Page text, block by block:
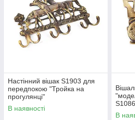
Настінний вішак S1903 для
передпокою "Тройка на
прогулянці"
В наявності
S1086
В